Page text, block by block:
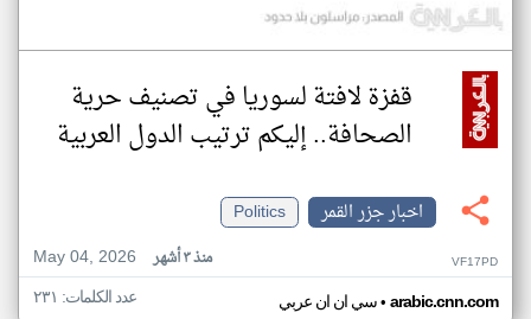
قفزة لافتة لسوريا في تصنيف حرية
الصحافة.. إليكم ترتيب الدول العربية
اخبار جزر القمر
Politics
May 04, 2026
منذ ٣ أشهر VF17PD
سي ان ان عربي• arabic.cnn.com عدد الكلمات: ٢٣١